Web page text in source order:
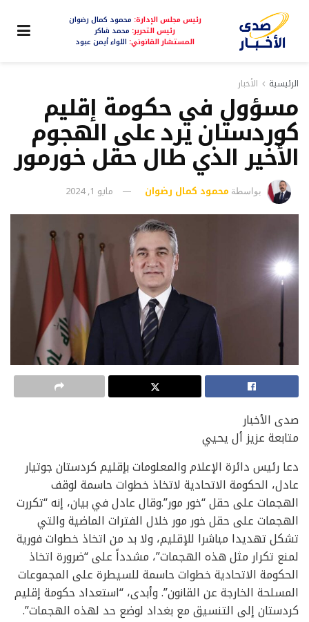
رئيس مجلس الإدارة: محمود كمال رضوان
رئيس التحرير: محمد شاكر
المستشار القانوني: اللواء أيمن عبود
الرئيسية الأخبار
مسؤول في حكومة إقليم
كوردستان يرد على الهجوم
الأخير الذي طال حقل خورمور
بواسطة محمود كمال رضوان مايو 1, 2024
صدى الأخبار
متابعة عزيز أل يحيي
دعا رئيس دائرة الإعلام والمعلومات بإقليم كردستان جوتيار
عادل، الحكومة الاتحادية لاتخاذ خطوات حاسمة لوقف
الهجمات على حقل “خور مور”.وقال عادل في بيان، إنه “تكررت
الهجمات على حقل خور مور خلال الفترات الماضية والتي
تشكل تهديدا مباشرا للإقليم، ولا بد من اتخاذ خطوات فورية
لمنع تكرار مثل هذه الهجمات”، مشدداً على “ضرورة اتخاذ
الحكومة الاتحادية خطوات حاسمة للسيطرة على المجموعات
المسلحة الخارجة عن القانون”. وأبدى، “استعداد حكومة إقليم
كردستان إلى التنسيق مع بغداد لوضع حد لهذه الهجمات”.